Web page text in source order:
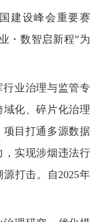
建设峰会重要赛
・数智启新程”为
业治理与监管专
化、碎片化治理
目打通多源数据
实现涉烟违法行
打击。自 2025年